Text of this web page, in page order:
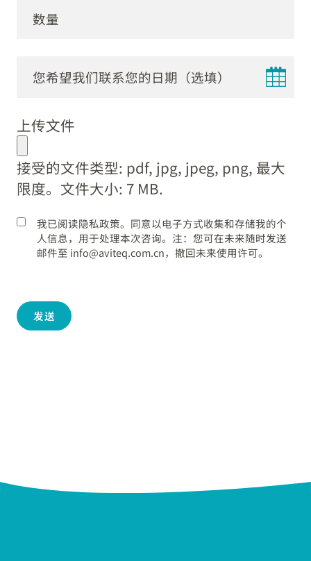
DD
MM
dot
YYYY
上传文件
接受的文件类型: pdf, jpg, jpeg, png, 最大
限度。文件大小: 7 MB.
我已阅读隐私政策。同意以电子方式收集和存储我的个
人信息，用于处理本次咨询。注：您可在未来随时发送
邮件至 info@aviteq.com.cn，撤回未来使用许可。
发送